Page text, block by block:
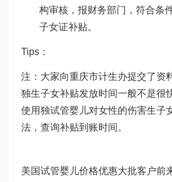
构审核，报财务部门，符合条
子女证补贴。
Tips：
注：大家向重庆市计生办提交了资
独生子女补贴发放时间一般不是很
使用独试管婴儿对女性的伤害生子
法，查询补贴到账时间。
美国试管婴儿价格优惠大批客户前